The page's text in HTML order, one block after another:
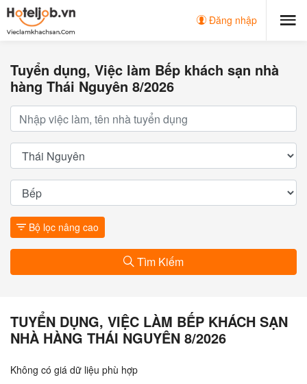
Đăng nhập
Tuyển dụng, Việc làm Bếp khách sạn nhà
hàng Thái Nguyên 8/2026
Bộ lọc nâng cao
Tìm Kiếm
TUYỂN DỤNG, VIỆC LÀM BẾP KHÁCH SẠN
NHÀ HÀNG THÁI NGUYÊN 8/2026
Không có giá dữ liệu phù hợp